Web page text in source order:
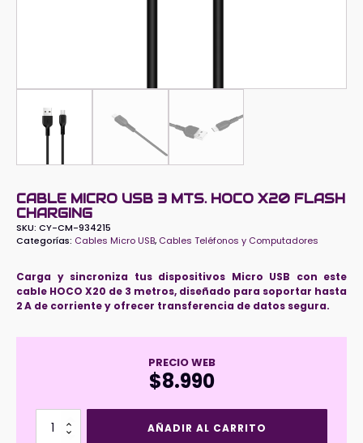
CABLE MICRO USB 3 MTS. HOCO X20 FLASH
CHARGING
SKU: CY-CM-934215
Categorías: Cables Micro USB, Cables Teléfonos y Computadores
Carga y sincroniza tus dispositivos Micro USB con este
cable HOCO X20 de 3 metros, diseñado para soportar hasta
2 A de corriente y ofrecer transferencia de datos segura.
PRECIO WEB
$8.990
Cable
AÑADIR AL CARRITO